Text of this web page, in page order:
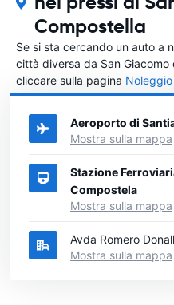
Compostella
Se si sta cercando un auto a
città diversa da San
cliccare sulla pagina
scegliere in quale città in
Aeroporto di
Mostra sulla mappa
Stazione
Compostela
Mostra sulla mappa
Avda Romero
Mostra sulla mappa